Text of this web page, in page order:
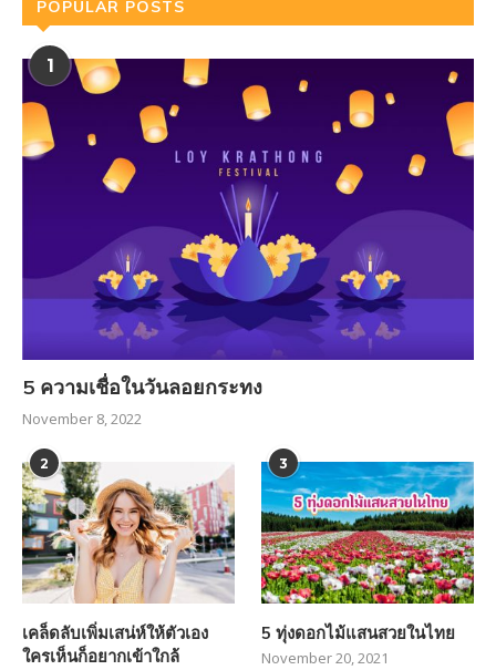
POPULAR POSTS
1
5 ความเชื่อในวันลอยกระทง
November 8, 2022
2
เคล็ดลับเพิ่มเสน่ห์ให้ตัวเอง
ใครเห็นก็อยากเข้าใกล้
3
5 ทุ่งดอกไม้แสนสวยในไทย
November 20, 2021